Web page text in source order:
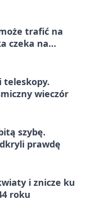
trafić na
czeka na
teleskopy.
wieczór
szybę.
prawdę
i znicze ku
roku